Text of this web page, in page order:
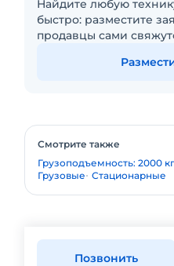
Найдите любую
быстро: разместите
продавцы сами
Смотрите также
Грузоподъемность: 2000 кг
Грузовые Стационарные
Позвонить